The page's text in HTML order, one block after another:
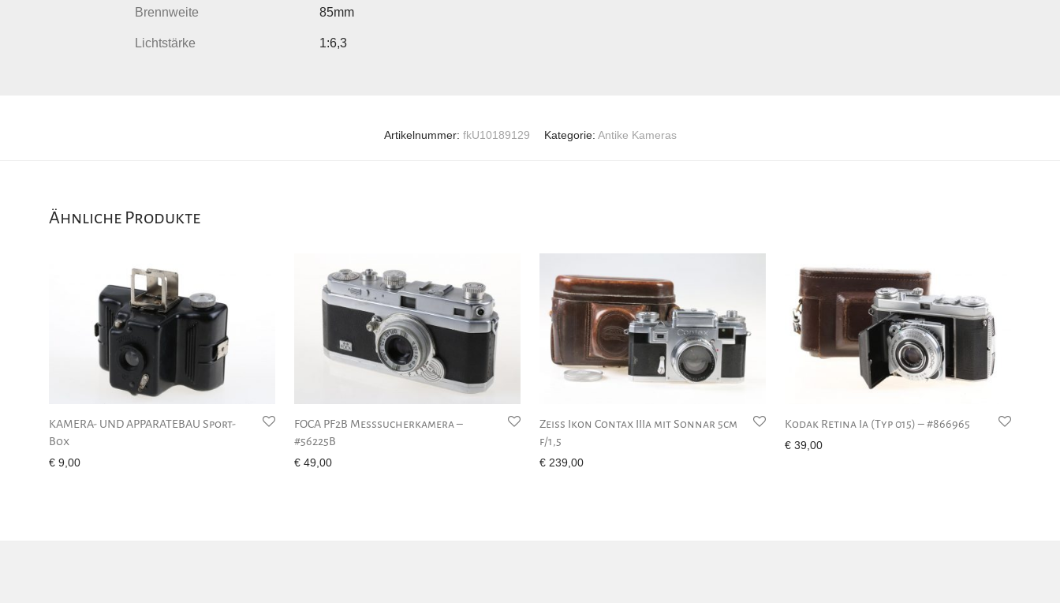
Brennweite 85mm
Lichtstärke 1:6,3
Artikelnummer: fkU10189129 Kategorie: Antike Kameras
Ähnliche Produkte
KAMERA- UND APPARATEBAU Sport-
Box
€ 9,00
FOCA PF2B Messsucherkamera –
#56225B
€ 49,00
Zeiss Ikon Contax IIIa mit Sonnar 5cm
f/1,5
€ 239,00
Kodak Retina Ia (Typ 015) – #866965
€ 39,00